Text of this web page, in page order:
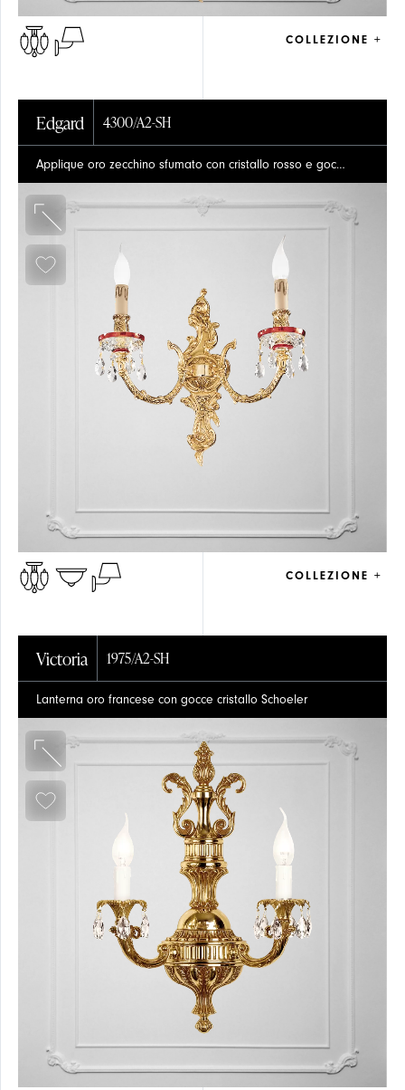
COLLEZIONE +
Edgard 4300/A2-SH
Applique oro zecchino sfumato con cristallo rosso e gocce Schoeler
COLLEZIONE +
Victoria 1975/A2-SH
Lanterna oro francese con gocce cristallo Schoeler